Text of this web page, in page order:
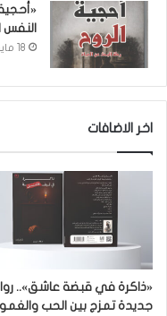
النفس
18 مايو، 2026
اخر الاضافات
«ذاكرة في قبضة عاشق»..
جديدة تمزج بين الحب